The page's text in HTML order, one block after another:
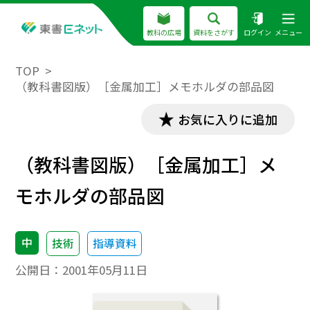
教科の広場 資料をさがす ログイン メニュー
TOP
（教科書図版）［金属加工］メモホルダの部品図
お気に入りに追加
（教科書図版）［金属加工］メ
モホルダの部品図
中 技術 指導資料
公開日： 2001年05月11日